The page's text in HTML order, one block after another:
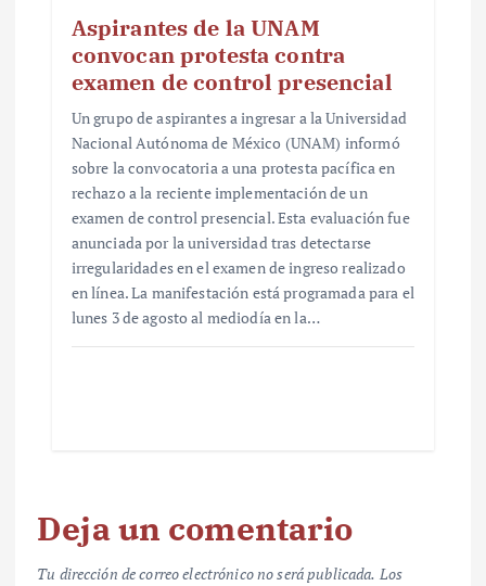
Aspirantes de la UNAM
convocan protesta contra
examen de control presencial
Un grupo de aspirantes a ingresar a la Universidad
Nacional Autónoma de México (UNAM) informó
sobre la convocatoria a una protesta pacífica en
rechazo a la reciente implementación de un
examen de control presencial. Esta evaluación fue
anunciada por la universidad tras detectarse
irregularidades en el examen de ingreso realizado
en línea. La manifestación está programada para el
lunes 3 de agosto al mediodía en la…
Deja un comentario
Tu dirección de correo electrónico no será publicada. Los